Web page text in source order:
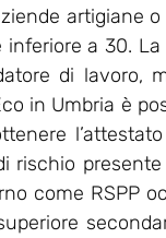
artigiane
a 30.
di lavoro,
in Umbria è
come RSPP